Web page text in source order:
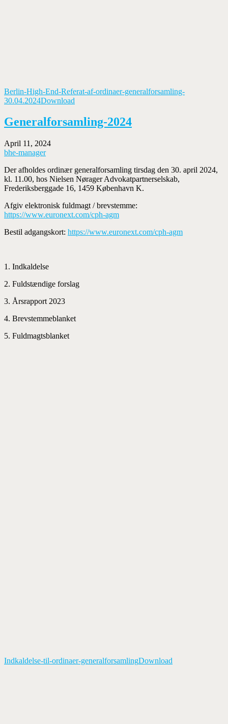
Berlin-High-End-Referat-af-ordinaer-generalforsamling-
30.04.2024Download
Generalforsamling-2024
April 11, 2024
bhe-manager
Der afholdes ordinær generalforsamling tirsdag den 30. april 2024,
kl. 11.00, hos Nielsen Nørager Advokatpartnerselskab,
Frederiksberggade 16, 1459 København K.
Afgiv elektronisk fuldmagt / brevstemme:
https://www.euronext.com/cph-agm
Bestil adgangskort: https://www.euronext.com/cph-agm
1. Indkaldelse
2. Fuldstændige forslag
3. Årsrapport 2023
4. Brevstemmeblanket
5. Fuldmagtsblanket
Indkaldelse-til-ordinaer-generalforsamlingDownload